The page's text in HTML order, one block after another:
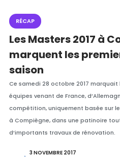
RÉCAP
Les Masters 2017 à
marquent les
saison
Ce samedi 28 octobre 2017
équipes venant de France,
compétition, uniquement basée sur
à Compiègne, dans une patinoire
d’importants travaux de rénovation.
3 NOVEMBRE 2017